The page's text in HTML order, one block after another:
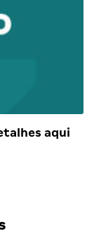
aqui